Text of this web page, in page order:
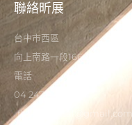
聯絡昕展
台中市西區
向上南路一段166-5號
電話
04 2473 0325
flystardental@gmail.com